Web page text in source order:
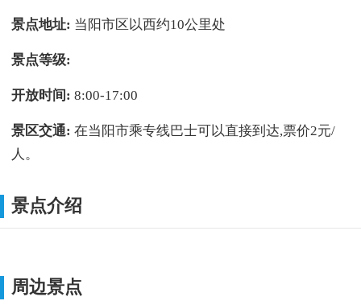
景点地址: 当阳市区以西约10公里处
景点等级:
开放时间:8:00-17:00
景区交通:在当阳市乘专线巴士可以直接到达,票价2元/
人。
景点介绍
周边景点